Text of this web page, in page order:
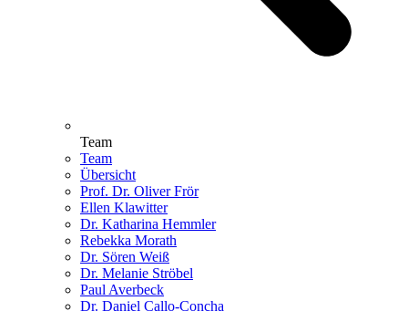
Team
Team
Übersicht
Prof. Dr. Oliver Frör
Ellen Klawitter
Dr. Katharina Hemmler
Rebekka Morath
Dr. Sören Weiß
Dr. Melanie Ströbel
Paul Averbeck
Dr. Daniel Callo-Concha